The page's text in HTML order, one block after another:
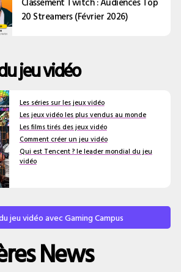
20 Streamers (Février 2026)
jeu vidéo
Les séries sur les jeux vidéo
Les jeux vidéo les plus vendus au monde
Les films tirés des jeux vidéo
Comment créer un jeu vidéo
Qui est Tencent ? le leader mondial du jeu
vidéo
jeu vidéo avec Gaming Campus
News